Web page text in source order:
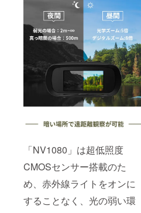
「NV1080」は超低照度
CMOSセンサー搭載のた
め、赤外線ライトをオンに
することなく、光の弱い環